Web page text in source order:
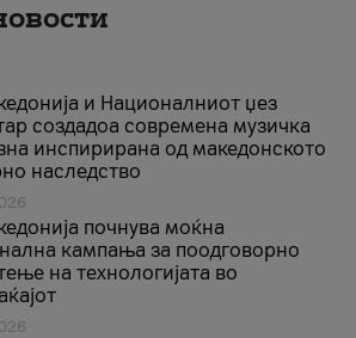
и Националниот џез
создадоа современа музичка
инспирирана од македонското
наследство
почнува моќна
кампања за поодговорно
на технологијата во